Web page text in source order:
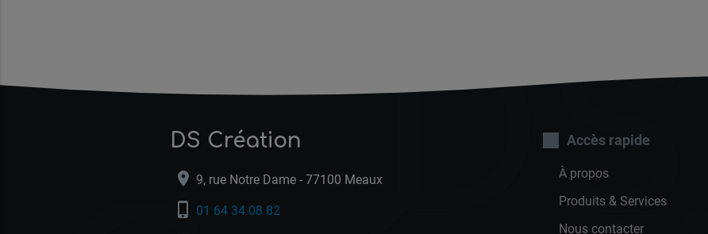
DS
DS Création
location_on 9, rue Notre Dame - 77100 Meaux
phone_iphone 01 64 34 08 82
Accès rapide
À propos
Produits & Services
Nous contacter